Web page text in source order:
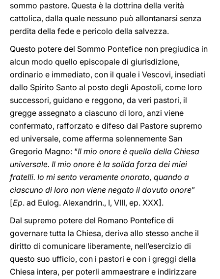
sommo pastore. Questa è la dottrina della verità
cattolica, dalla quale nessuno può allontanarsi senza
perdita della fede e pericolo della salvezza.
Questo potere del Sommo Pontefice non pregiudica in
alcun modo quello episcopale di giurisdizione,
ordinario e immediato, con il quale i Vescovi, insediati
dallo Spirito Santo al posto degli Apostoli, come loro
successori, guidano e reggono, da veri pastori, il
gregge assegnato a ciascuno di loro, anzi viene
confermato, rafforzato e difeso dal Pastore supremo
ed universale, come afferma solennemente San
Gregorio Magno: “Il mio onore è quello della Chiesa
universale. Il mio onore è la solida forza dei miei
fratelli. Io mi sento veramente onorato, quando a
ciascuno di loro non viene negato il dovuto onore”
[Ep. ad Eulog. Alexandrin., I, VIII, ep. XXX].
Dal supremo potere del Romano Pontefice di
governare tutta la Chiesa, deriva allo stesso anche il
diritto di comunicare liberamente, nell’esercizio di
questo suo ufficio, con i pastori e con i greggi della
Chiesa intera, per poterli ammaestrare e indirizzare